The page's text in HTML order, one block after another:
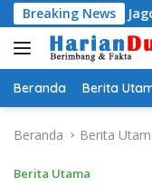
Langsung
ke
konten
Breaking News
Jagokan Baru
Beranda Berita
Beranda Berita
Berita Utama